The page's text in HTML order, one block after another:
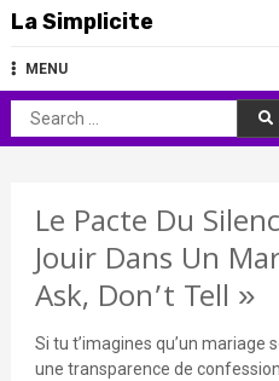
Skip
content
La Simplicite
MENU
Search
for:
Le Pacte Du
Jouir Dans Un
Ask, Don’t Tell »
Si tu t’imagines qu’un mariage
une transparence de